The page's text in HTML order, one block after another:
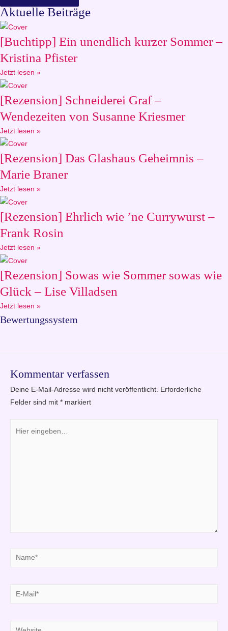
Aktuelle Beiträge
[Buchtipp] Ein unendlich kurzer Sommer –
Kristina Pfister
Jetzt lesen »
[Rezension] Schneiderei Graf –
Wendezeiten von Susanne Kriesmer
Jetzt lesen »
[Rezension] Das Glashaus Geheimnis –
Marie Braner
Jetzt lesen »
[Rezension] Ehrlich wie ’ne Currywurst –
Frank Rosin
Jetzt lesen »
[Rezension] Sowas wie Sommer sowas wie
Glück – Lise Villadsen
Jetzt lesen »
Bewertungssystem
Kommentar verfassen
Deine E-Mail-Adresse wird nicht veröffentlicht. Erforderliche
Felder sind mit * markiert
Name*
E-
Website